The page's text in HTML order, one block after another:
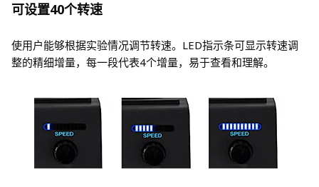
可设置40个转速
使用户能够根据实验情况调节转速。LED指示条可显示转速调
整的精细增量，每一段代表4个增量，易于查看和理解。